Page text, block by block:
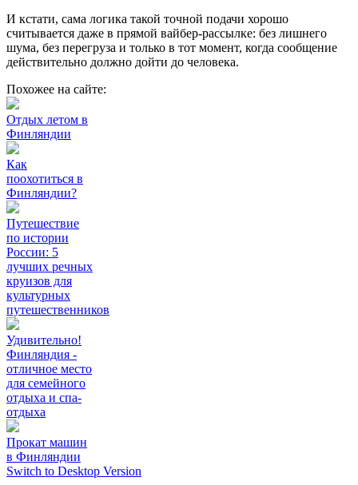
И кстати, сама логика такой точной подачи хорошо
считывается даже в прямой вайбер-рассылке: без лишнего
шума, без перегруза и только в тот момент, когда сообщение
действительно должно дойти до человека.
Похожее на сайте:
Отдых летом в
Финляндии
Как
поохотиться в
Финляндии?
Путешествие
по истории
России: 5
лучших речных
круизов для
культурных
путешественников
Удивительно!
Финляндия -
отличное место
для семейного
отдыха и спа-
отдыха
Прокат машин
в Финляндии
Switch to Desktop Version